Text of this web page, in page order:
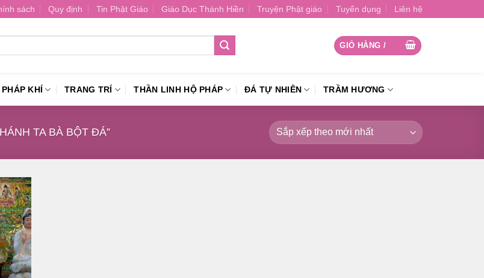
sách Quy định Tin Phật Giáo Giáo Dục Thánh Hiền Truyện Phật giáo Tuyển dụng Liên hệ
GIỎ HÀNG /
PHÁP KHÍ TRANG TRÍ THẦN LINH HỘ PHÁP ĐÁ TỰ NHIÊN TRẦM HƯƠNG
TA BÀ BỘT ĐÁ”
Thêm
vào
danh
sách
yêu
thích